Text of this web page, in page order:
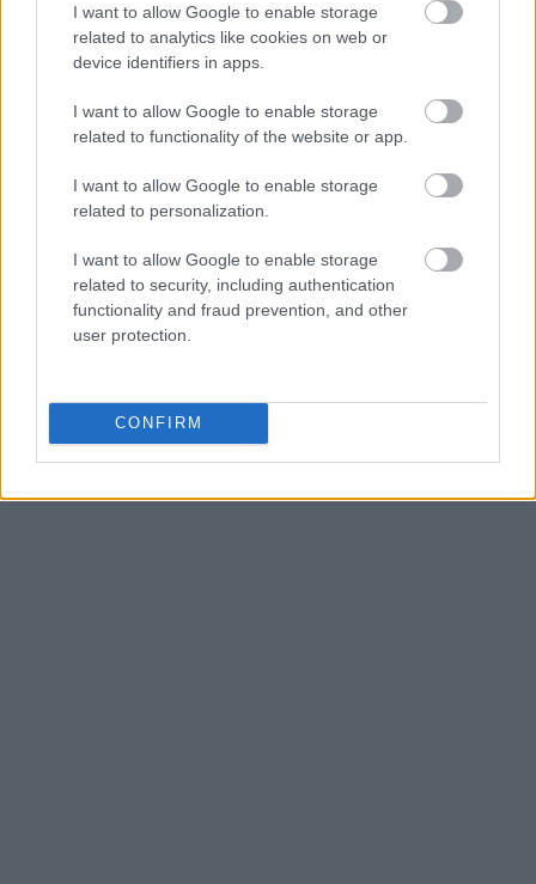
I want to allow Google to enable storage
related to analytics like cookies on web or
device identifiers in apps.
I want to allow Google to enable storage
related to functionality of the website or app.
I want to allow Google to enable storage
related to personalization.
I want to allow Google to enable storage
related to security, including authentication
functionality and fraud prevention, and other
user protection.
CONFIRM